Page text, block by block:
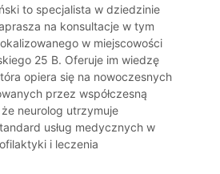
to specjalista w dziedzinie
na konsultacje w tym
w miejscowości
25 B. Oferuje im wiedzę
opiera się na nowoczesnych
przez współczesną
neurolog utrzymuje
usług medycznych w
i leczenia